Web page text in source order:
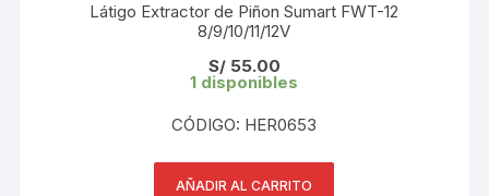
Látigo Extractor de Piñon Sumart FWT-12
8/9/10/11/12V
S/55.00
1 disponibles
CÓDIGO: HER0653
AÑADIR AL CARRITO